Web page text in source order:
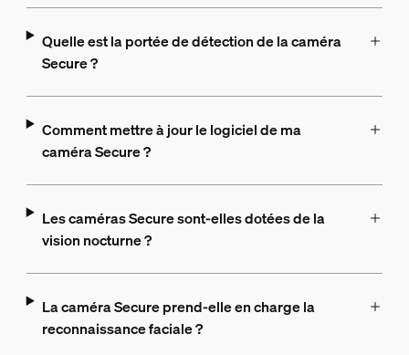
Quelle est la portée de détection de la caméra
Secure ?
Comment mettre à jour le logiciel de ma
caméra Secure ?
Les caméras Secure sont-elles dotées de la
vision nocturne ?
La caméra Secure prend-elle en charge la
reconnaissance faciale ?